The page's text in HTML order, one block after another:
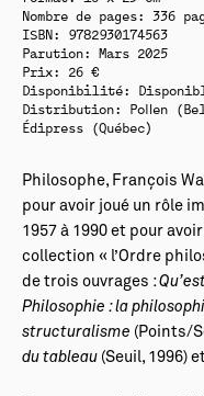
Nombre de pages: 336
ISBN: 9782930174563
Parution: Mars 2025
Prix: 26 €
Disponibilité:
Distribution: Pollen
Édipress (Québec)
Philosophe, François
pour avoir joué un rôle
1957 à 1990 et pour
collection « l’Ordre
de trois ouvrages :
Philosophie : la
structuralisme (Points/
du tableau (Seuil, 1996)